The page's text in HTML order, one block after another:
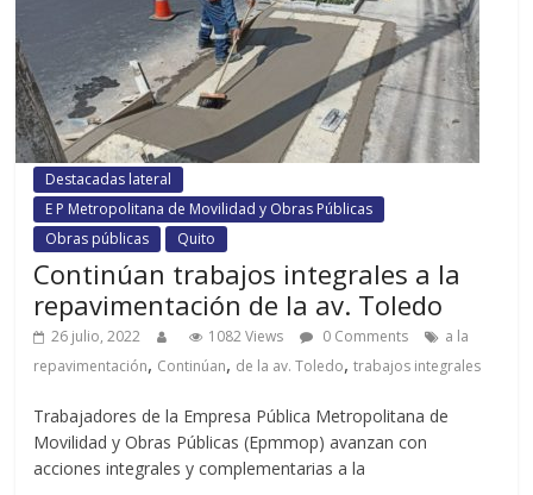
Destacadas lateral
E P Metropolitana de Movilidad y Obras Públicas
Obras públicas
Quito
Continúan trabajos integrales a la
repavimentación de la av. Toledo
26 julio, 2022 1082 Views 0 Comments
a la
repavimentación, Continúan, de la av. Toledo,trabajos integrales
Trabajadores de la Empresa Pública Metropolitana de
Movilidad y Obras Públicas (Epmmop) avanzan con
acciones integrales y complementarias a la